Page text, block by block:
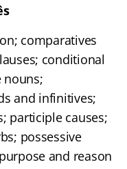
comparatives
conditional
nouns;
and infinitives;
participle causes;
possessive
and reason